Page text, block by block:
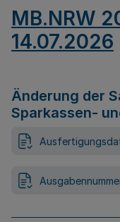
MB.NRW
14.07.2026
Änderung der
Sparkassen-